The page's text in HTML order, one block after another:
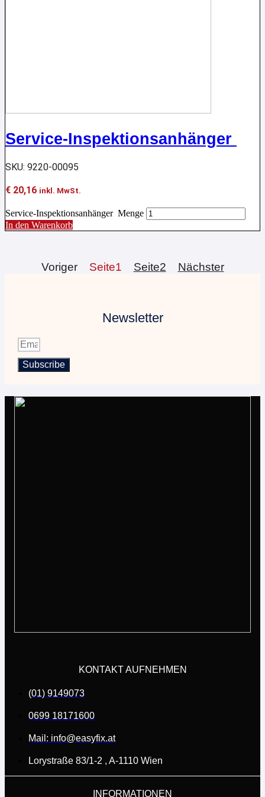
Service-Inspektionsanhänger
SKU: 9220-00095
€ 20,16 inkl. MwSt.
Service-Inspektionsanhänger Menge
In den Warenkorb
Voriger Seite1 Seite2 Nächster
Newsletter
Subscribe
KONTAKT AUFNEHMEN
(01) 9149073
0699 18171600
Mail: info@easyfix.at
Lorystraße 83/1-2 , A-1110 Wien
INFORMATIONEN